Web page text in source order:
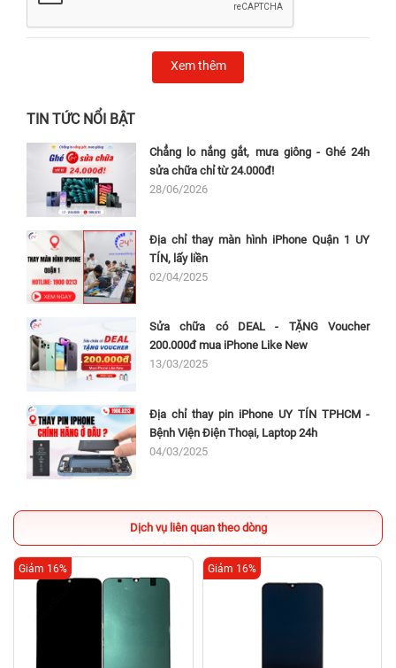
Xem thêm
TIN TỨC NỔI BẬT
Chẳng lo nắng gắt, mưa giông - Ghé 24h
sửa chữa chỉ từ 24.000đ!
28/06/2026
Địa chỉ thay màn hình iPhone Quận 1 UY
TÍN, lấy liền
02/04/2025
Sửa chữa có DEAL - TẶNG Voucher
200.000đ mua iPhone Like New
13/03/2025
Địa chỉ thay pin iPhone UY TÍN TPHCM -
Bệnh Viện Điện Thoại, Laptop 24h
04/03/2025
Dịch vụ liên quan theo dòng
Giảm 16% Giảm 16%